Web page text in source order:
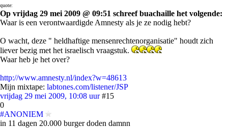
quote:
Op vrijdag 29 mei 2009 @ 09:51 schreef buachaille het volgende:
Waar is een verontwaardigde Amnesty als je ze nodig hebt?
O wacht, deze " heldhaftige mensenrechtenorganisatie" houdt zich
liever bezig met het israelisch vraagstuk.
Waar heb je het over?
http://www.amnesty.nl/index?w=48613
Mijn mixtape: labtones.com/listener/JSP
vrijdag 29 mei 2009, 10:08 uur #15
0
#ANONIEM
in 11 dagen 20.000 burger doden damnn